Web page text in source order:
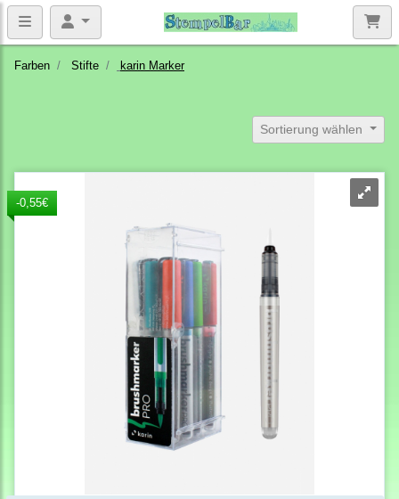
Farben Stifte karin Marker
Sortierung wählen
-0,55€